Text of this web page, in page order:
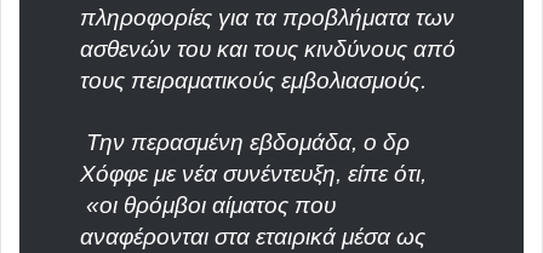
πληροφορίες για τα προβλήματα των
ασθενών του και τους κινδύνους από
τους πειραματικούς εμβολιασμούς.
Την περασμένη εβδομάδα, ο δρ
Χόφφε με νέα συνέντευξη, είπε ότι,
«οι θρόμβοι αίματος που
αναφέρονται στα εταιρικά μέσα ως